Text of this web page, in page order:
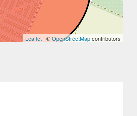
Leaflet | ©OpenStreetMapcontributors